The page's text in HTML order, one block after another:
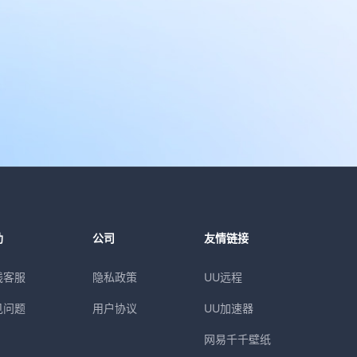
客服
问题
公司
隐私政策
用户协议
友情链接
UU远程
UU加速器
网易千千壁纸